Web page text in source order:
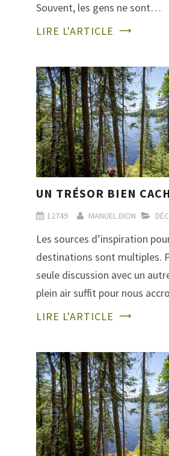
Souvent, les gens ne sont…
LIRE L'ARTICLE
UN TRÉSOR BIEN
12749 MANUEL DION
Les sources d’inspiration
destinations sont multiples.
seule discussion avec un
plein air suffit pour nous
LIRE L'ARTICLE